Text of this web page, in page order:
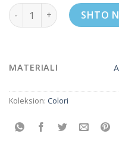
Kualiteti Colori quantity
SHTO
MATERIALI
Koleksion: Colori